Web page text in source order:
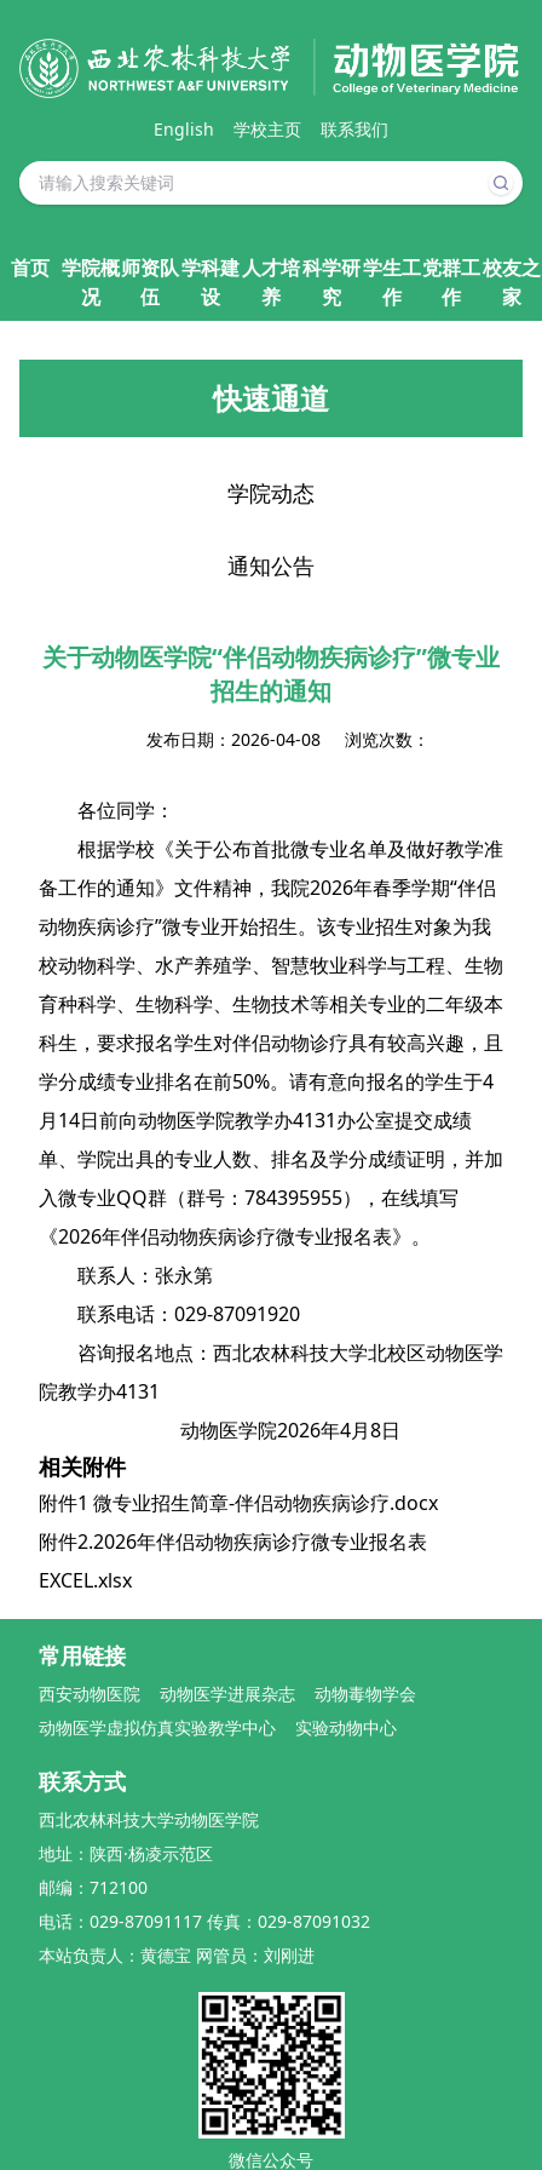
English 学校主页 联系我们
首页 学院概
况
师资队
伍
学科建
设
人才培
养
科学研
究
学生工
作
党群工
作
校友之
家
快速通道
学院动态
通知公告
关于动物医学院“伴侣动物疾病诊疗”微专业
招生的通知
发布日期：2026-04-08 浏览次数：
各位同学：
根据学校《关于公布首批微专业名单及做好教学准
备工作的通知》文件精神，我院2026年春季学期“伴侣
动物疾病诊疗”微专业开始招生。该专业招生对象为我
校动物科学、水产养殖学、智慧牧业科学与工程、生物
育种科学、生物科学、生物技术等相关专业的二年级本
科生，要求报名学生对伴侣动物诊疗具有较高兴趣，且
学分成绩专业排名在前50%。请有意向报名的学生于4
月14日前向动物医学院教学办4131办公室提交成绩
单、学院出具的专业人数、排名及学分成绩证明，并加
入微专业QQ群（群号：784395955），在线填写
《2026年伴侣动物疾病诊疗微专业报名表》。
联系人：张永第
联系电话：029-87091920
咨询报名地点：西北农林科技大学北校区动物医学
院教学办4131
动物医学院2026年4月8日
相关附件
附件1 微专业招生简章-伴侣动物疾病诊疗.docx
附件2.2026年伴侣动物疾病诊疗微专业报名表
EXCEL.xlsx
常用链接
西安动物医院 动物医学进展杂志
动物毒物学会
动物医学虚拟仿真实验教学中心
实验动物中心
联系方式
西北农林科技大学动物医学院
地址：陕西·杨凌示范区
邮编：712100
电话：029-87091117 传真：029-87091032
本站负责人：黄德宝 网管员：刘刚进
微信公众号